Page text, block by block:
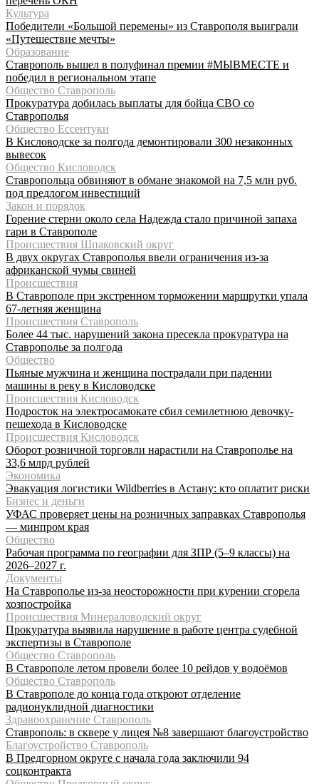
Культура
Победители «Большой перемены» из Ставрополя выиграли
«Путешествие мечты»
Образование
Ставрополь вышел в полуфинал премии #МЫВМЕСТЕ и
победил в региональном этапе
Общество Ставрополь
Прокуратура добилась выплаты для бойца СВО со
Ставрополья
Общество Ессентуки
В Кисловодске за полгода демонтировали 300 незаконных
вывесок
Общество Кисловодск
Ставропольца обвиняют в обмане знакомой на 7,5 млн руб.
под предлогом инвестиций
Закон и порядок
Горение стерни около села Надежда стало причиной запаха
гари в Ставрополе
Происшествия Шпаковский округ
В двух округах Ставрополья ввели ограничения из-за
африканской чумы свиней
Происшествия
В Ставрополе при экстренном торможении маршрутки упала
67-летняя женщина
Происшествия Ставрополь
Более 44 тыс. нарушений закона пресекла прокуратура на
Ставрополье за полгода
Общество
Пьяные мужчина и женщина пострадали при падении
машины в реку в Кисловодске
Происшествия Кисловодск
Подросток на электросамокате сбил семилетнюю девочку-
пешехода в Кисловодске
Происшествия Кисловодск
Оборот розничной торговли нарастили на Ставрополье на
33,6 млрд рублей
Экономика
Эвакуация логистики Wildberries в Астану: кто оплатит риски
Бизнес и деньги
УФАС проверяет цены на розничных заправках Ставрополья
— минпром края
Общество
Рабочая программа по географии для ЗПР (5–9 классы) на
2026–2027 г.
Документы
На Ставрополье из-за неосторожности при курении сгорела
хозпостройка
Происшествия Минераловодский округ
Прокуратура выявила нарушение в работе центра судебной
экспертизы в Ставрополе
Общество Ставрополь
В Ставрополе летом провели более 10 рейдов у водоёмов
Общество Ставрополь
В Ставрополе до конца года откроют отделение
радионуклидной диагностики
Здравоохранение Ставрополь
Ставрополь: в сквере у лицея №8 завершают благоустройство
Благоустройство Ставрополь
В Предгорном округе с начала года заключили 94
соцконтракта